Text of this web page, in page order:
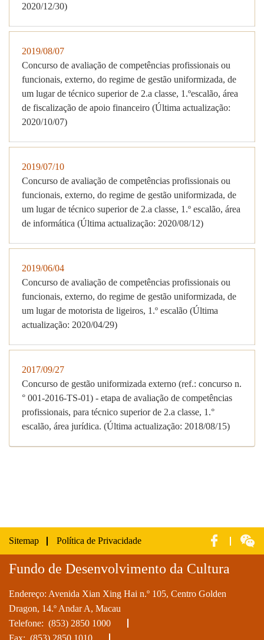
2020/12/30)
2019/08/07
Concurso de avaliação de competências profissionais ou
funcionais, externo, do regime de gestão uniformizada, de
um lugar de técnico superior de 2.a classe, 1.ºescalão, área
de fiscalização de apoio financeiro (Última actualização:
2020/10/07)
2019/07/10
Concurso de avaliação de competências profissionais ou
funcionais, externo, do regime de gestão uniformizada, de
um lugar de técnico superior de 2.a classe, 1.º escalão, área
de informática (Última actualização: 2020/08/12)
2019/06/04
Concurso de avaliação de competências profissionais ou
funcionais, externo, do regime de gestão uniformizada, de
um lugar de motorista de ligeiros, 1.º escalão (Última
actualização: 2020/04/29)
2017/09/27
Concurso de gestão uniformizada externo (ref.: concurso n.
° 001-2016-TS-01) - etapa de avaliação de competências
profissionais, para técnico superior de 2.a classe, 1.°
escalão, área jurídica. (Última actualização: 2018/08/15)
Sitemap Política de Privacidade
Fundo de Desenvolvimento da Cultura
Endereço: Avenida Xian Xing Hai n.º 105, Centro Golden
Dragon, 14.º Andar A, Macau
Telefone: (853) 2850 1000